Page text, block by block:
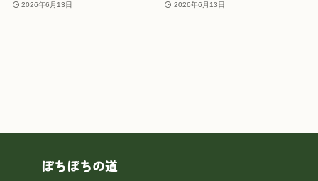
2026年6月13日 2026年6月13日
ぽちぽちの道